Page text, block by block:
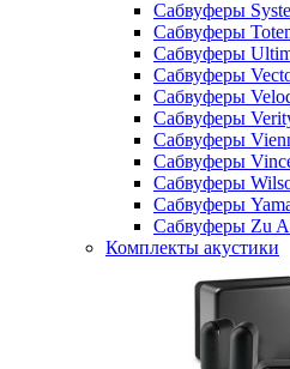
Сабвуферы
Сабвуферы
Сабвуферы
Сабвуферы
Сабвуферы
Сабвуферы
Сабвуферы
Сабвуферы
Сабвуферы
Сабвуферы
Сабвуферы Zu
Комплекты акустики